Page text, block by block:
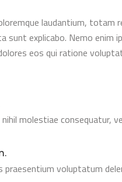
laudantium, totam
sunt explicabo. Nemo enim
eos qui ratione
molestiae consequatur,
voluptatum